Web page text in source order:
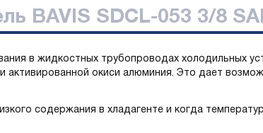
BAVIS SDCL-053 3/8
в жидкостных трубопроводах холодильных
активированной окиси алюминия. Это дает
содержания в хладагенте и когда